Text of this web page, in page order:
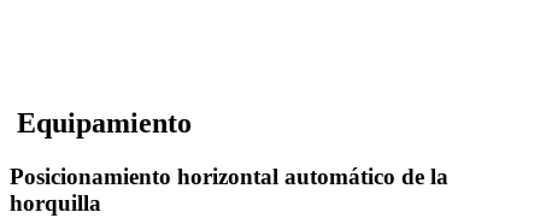
Equipamiento
Posicionamiento horizontal automático de la
horquilla